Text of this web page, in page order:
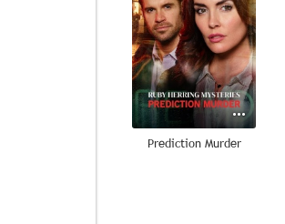
Prediction Murder